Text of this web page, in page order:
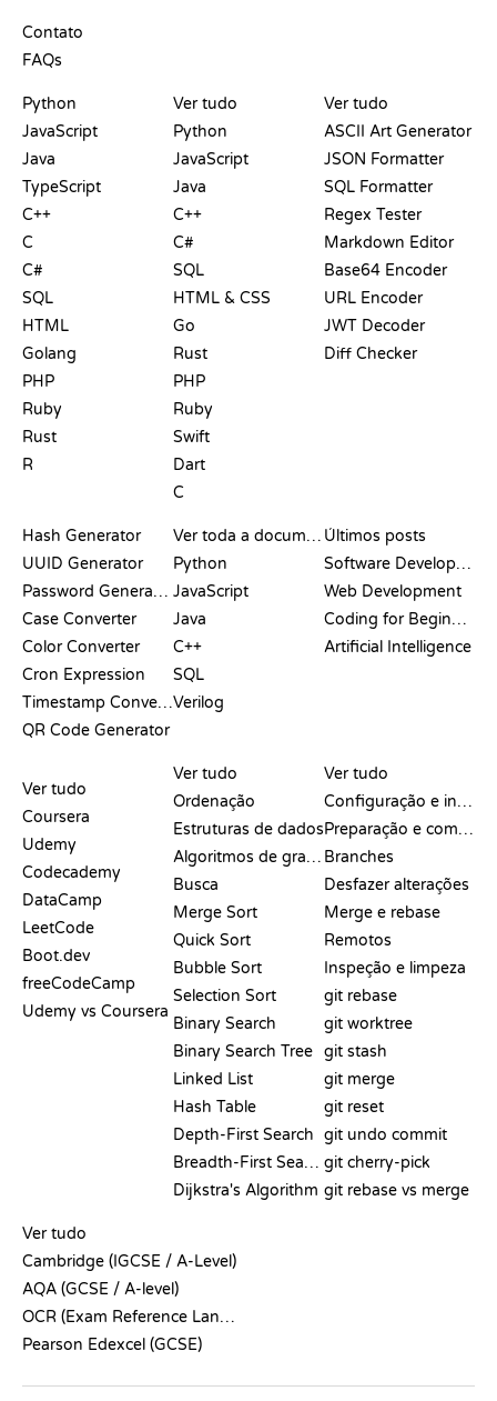
Contato
FAQs
Python
JavaScript
Java
TypeScript
C++
C
C#
SQL
HTML
Golang
PHP
Ruby
Rust
R
Ver tudo
Python
JavaScript
Java
C++
C#
SQL
HTML & CSS
Go
Rust
PHP
Ruby
Swift
Dart
C
Ver tudo
ASCII Art Generator
JSON Formatter
SQL Formatter
Regex Tester
Markdown Editor
Base64 Encoder
URL Encoder
JWT Decoder
Diff Checker
Hash Generator
UUID Generator
Password Generator
Case Converter
Color Converter
Cron Expression
Timestamp Converter
QR Code Generator
Ver toda a documentação
Python
JavaScript
Java
C++
SQL
Verilog
Últimos posts
Software Development
Web Development
Coding for Beginners
Artificial Intelligence
Ver tudo
Coursera
Udemy
Codecademy
DataCamp
LeetCode
Boot.dev
freeCodeCamp
Udemy vs Coursera
Ver tudo
Ordenação
Estruturas de dados
Algoritmos de grafos
Busca
Merge Sort
Quick Sort
Bubble Sort
Selection Sort
Binary Search
Binary Search Tree
Linked List
Hash Table
Depth-First Search
Breadth-First Search
Dijkstra's Algorithm
Ver tudo
Configuração e início
Preparação e commit
Branches
Desfazer alterações
Merge e rebase
Remotos
Inspeção e limpeza
git rebase
git worktree
git stash
git merge
git reset
git undo commit
git cherry-pick
git rebase vs merge
Ver tudo
Cambridge (IGCSE / A-Level)
AQA (GCSE / A-level)
OCR (Exam Reference Language)
Pearson Edexcel (GCSE)